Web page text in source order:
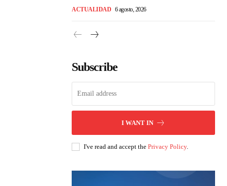
ACTUALIDAD 6 agosto, 2026
Subscribe
I WANT IN
I've read and accept the Privacy Policy.